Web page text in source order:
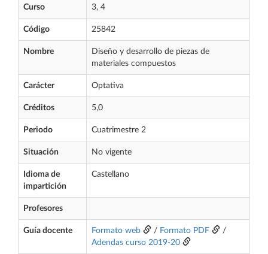
Curso 3, 4
Código 25842
Nombre
Diseño y desarrollo de piezas de
materiales compuestos
Carácter Optativa
Créditos 5,0
Periodo Cuatrimestre 2
Situación No vigente
Idioma de
impartición
Castellano
Profesores
Guía docente Formato web / Formato PDF
/
Adendas curso 2019-20